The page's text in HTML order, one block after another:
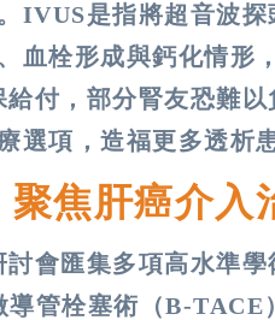
IVUS是指將超音波
血栓形成與鈣化情形
付，部分腎友恐難
選項，造福更多透析患
焦肝癌介入
會匯集多項高水準
管栓塞術（B-